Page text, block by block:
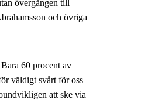
övergången till
och övriga
60 procent av
väldigt svårt för oss
att ske via